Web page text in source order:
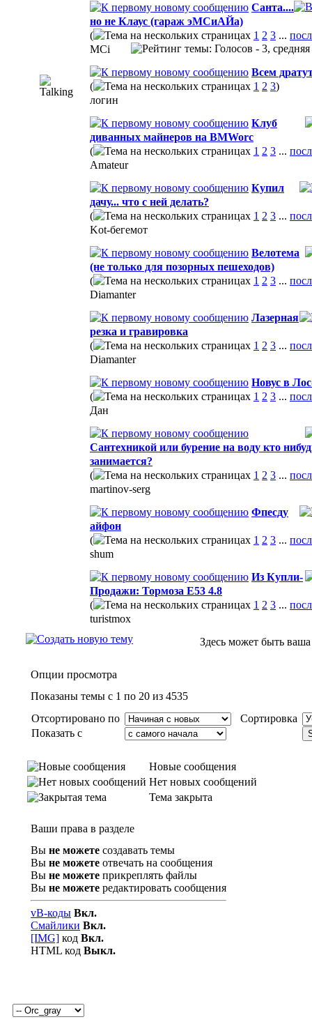
Санта....
но не Клаус (гараж эМСиАЙа)
(
1 2 3 ...
MCi
Всем
(
1 2 3)
логин
Клуб
диванных майнеров на BMWorc
(
1 2 3 ...
Amateur
Купил
дачу... что с ней делать?
(
1 2 3 ...
Kot-бегемот
Велотема
(не только для позорных пешеходов)
(
1 2 3 ...
Diamanter
Лазерная
резка и гравировка
(
1 2 3 ...
Diamanter
Новус в
(
1 2 3 ...
Дан
Сантехникой или бурение на воду кто
занимается?
(
1 2 3 ...
martinov-serg
Фпесду
айфон
(
1 2 3 ...
shum
Из Купли-
Продажи: Тормоза E53 4.8
(
1 2 3 ...
turistmox
Здесь может быть ваша
Опции просмотра
Показаны темы с 1 по 20 из 4535
Отсортировано по
Сортировка
Показать с
Новые сообщения
Нет новых сообщений
Тема закрыта
Ваши права в разделе
Вы не можете создавать темы
Вы не можете отвечать на сообщения
Вы не можете прикреплять файлы
Вы не можете редактировать сообщения
vB-коды Вкл.
Смайлики Вкл.
[IMG] код Вкл.
HTML код Выкл.